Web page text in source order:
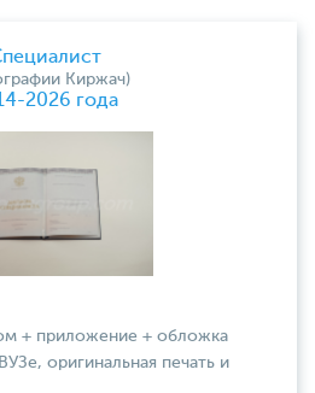
Киржач)
2026 года
+ приложение + обложка
оригинальная печать и